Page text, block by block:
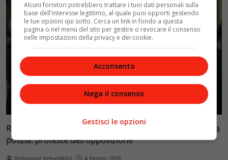
Politica
Riconoscimento facciale, il governo accelera i poteri alla
polizia: proteste dell’opposizione
Redazione VelvetMAG 4 Agosto 2026
Alcuni fornitori potrebbero trattare i tuoi dati personali sulla
base dell'interesse legittimo, al quale puoi opporti gestendo
le tue opzioni qui sotto. Cerca un link in fondo a questa
pagina o nel menu del sito per gestire o revocare il consenso
nelle impostazioni della privacy e dei cookie.
Acconsento
Nega il consenso
Gestisci le opzioni